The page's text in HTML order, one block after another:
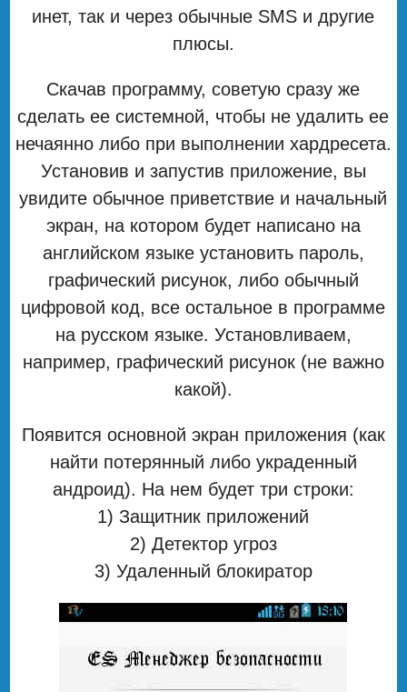
инет, так и через обычные SMS и другие
плюсы.
Скачав программу, советую сразу же
сделать ее системной, чтобы не удалить ее
нечаянно либо при выполнении хардресета.
Установив и запустив приложение, вы
увидите обычное приветствие и начальный
экран, на котором будет написано на
английском языке установить пароль,
графический рисунок, либо обычный
цифровой код, все остальное в программе
на русском языке. Установливаем,
например, графический рисунок (не важно
какой).
Появится основной экран приложения (как
найти потерянный либо украденный
андроид). На нем будет три строки:
1) Защитник приложений
2) Детектор угроз
3) Удаленный блокиратор